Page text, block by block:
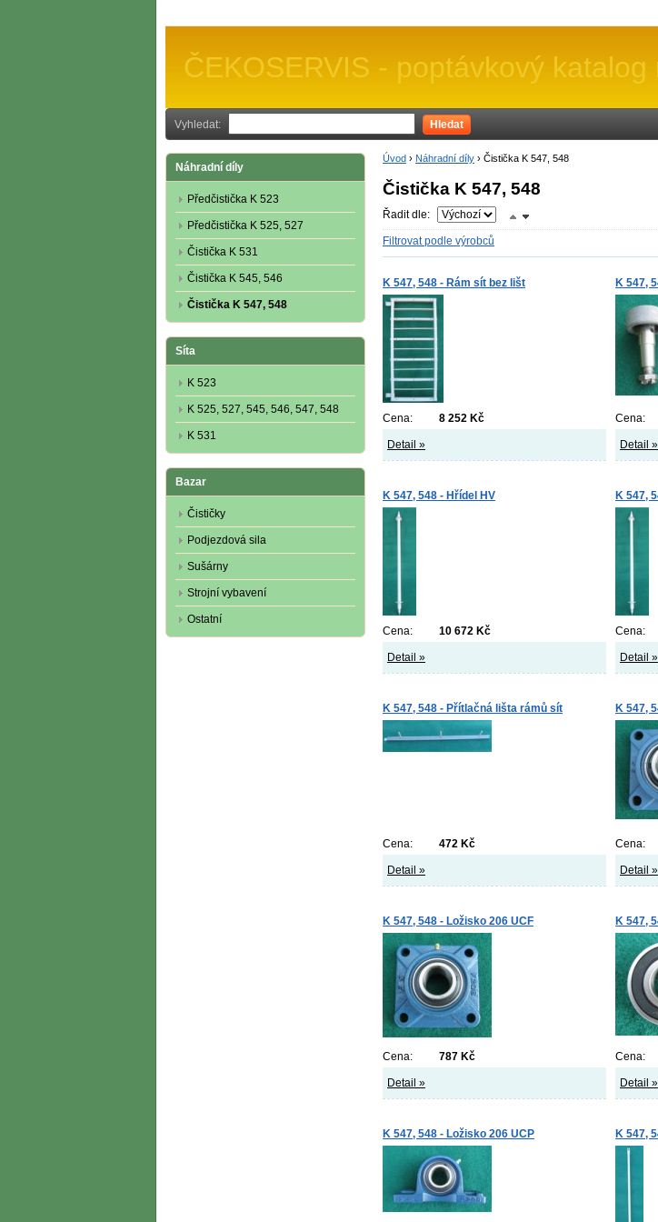
ČEKOSERVIS - poptávkový
Vyhledat: Hledat
Úvod › Náhradní díly › Čistička K 547, 548
Čistička K 547, 548
Řadit dle:
Filtrovat podle výrobců
K 547, 548 - Rám sít bez lišt
8 252 Kč
Cena:
Detail »
K 547,
Cena:
Detail »
K 547, 548 - Hřídel HV
10 672 Kč
Cena:
Detail »
K 547,
Cena:
Detail »
K 547, 548 - Přítlačná lišta rámů sít
472 Kč
Cena:
Detail »
K 547,
Cena:
Detail »
K 547, 548 - Ložisko 206 UCF
787 Kč
Cena:
Detail »
K 547,
Cena:
Detail »
K 547, 548 - Ložisko 206 UCP K 547,
Náhradní díly
Předčistička K 523
Předčistička K 525, 527
Čistička K 531
Čistička K 545, 546
Čistička K 547, 548
Síta
K 523
K 525, 527, 545, 546, 547, 548
K 531
Bazar
Čističky
Podjezdová sila
Sušárny
Strojní vybavení
Ostatní